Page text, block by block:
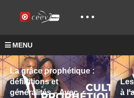
MENU
Les clés indispensables
à l’accomplissement de